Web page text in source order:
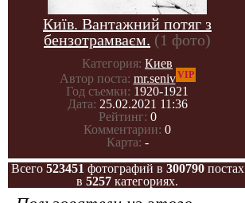
Київ. Вантажний потяг з
бензотрамваєм. (1 фото)
Категория: Киев
Автор поста: mr.senivVIP
Год съемки: 1920-1921
Дата: 25.02.2021 11:36
Рейтинг: 0
Комментарии: 0
Карта: -
Всего 523451 фотографий в 300790постах
в 5257 категориях.